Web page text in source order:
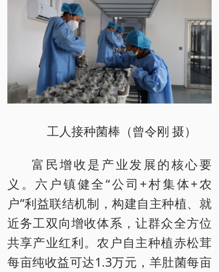
工人接种菌棒（曾令刚 摄）
富民增收是产业发展的核心要
义。六户镇健全“公司+村集体+农
户”利益联结机制，构建自主种植、就
近务工双向增收体系，让群众全方位
共享产业红利。农户自主种植赤松茸
每亩纯收益可达1.3万元，羊肚菌每亩